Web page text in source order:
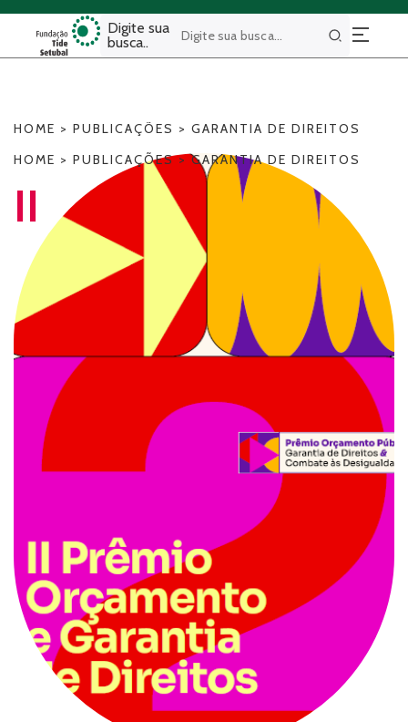
Digite sua
busca..
Buscar
HOME > PUBLICAÇÕES > GARANTIA DE DIREITOS
HOME > PUBLICAÇÕES>GARANTIA DE DIREITOS
II